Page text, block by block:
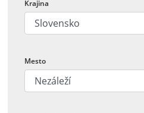
Krajina
Mesto